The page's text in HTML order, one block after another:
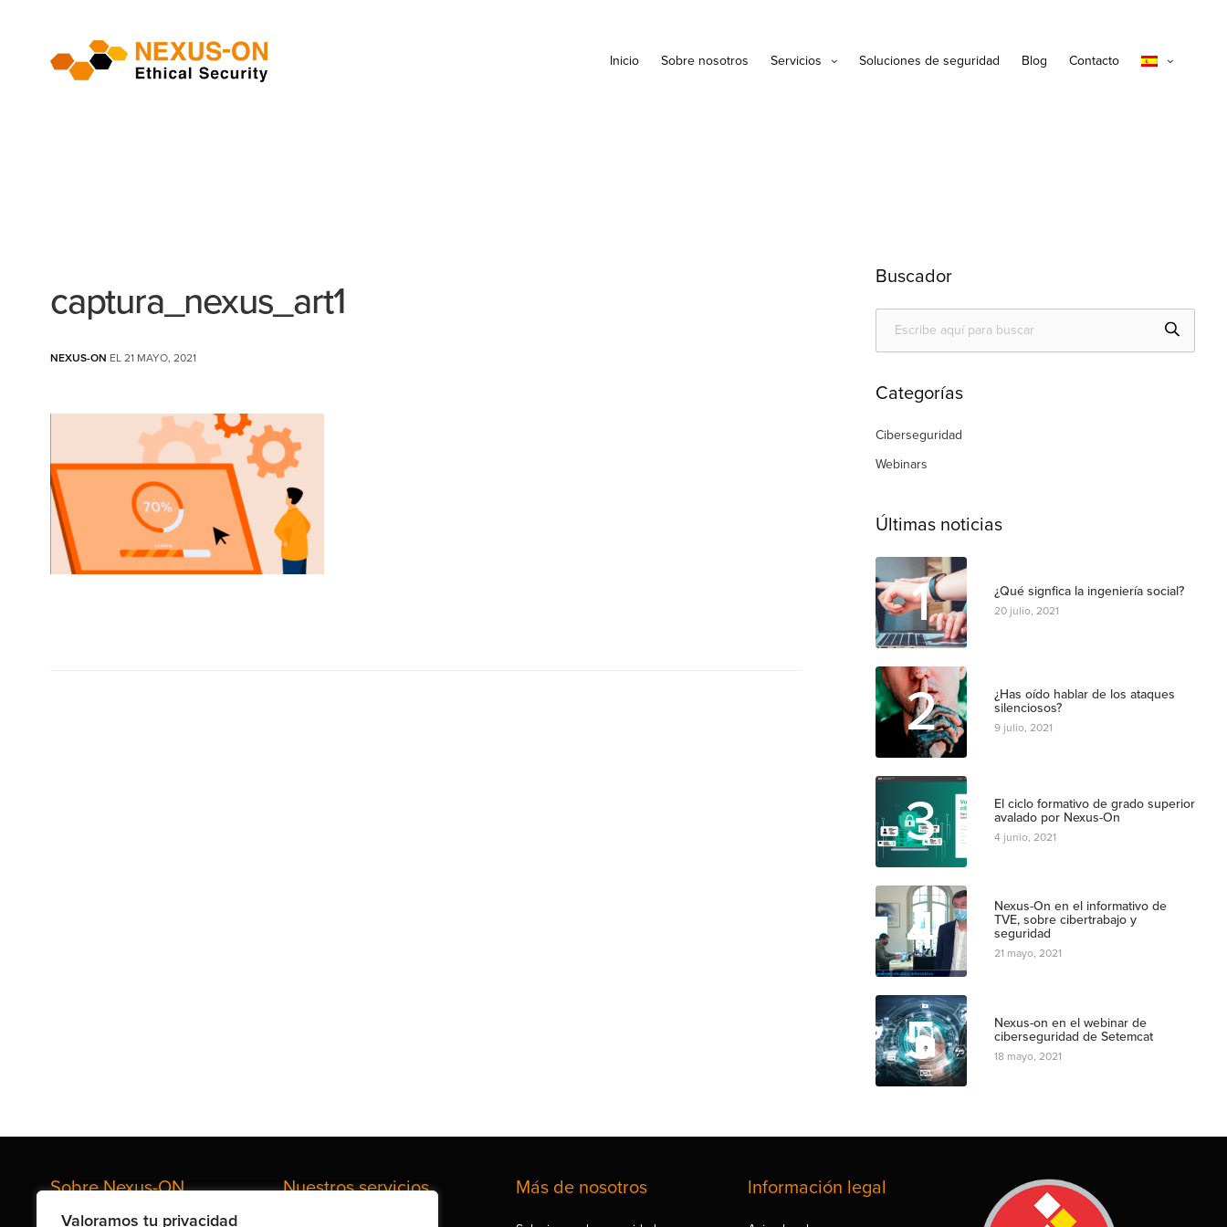
Valoramos tu privacidad
Inicio Sobre nosotros Servicios Soluciones de seguridad Blog Contacto
captura_nexus_art1
NEXUS-ON EL 21 MAYO, 2021
Buscador
Categorías
Ciberseguridad
Webinars
Últimas noticias
1 ¿Qué signfica la ingeniería social?
20 julio, 2021
2
¿Has oído hablar de los ataques
silenciosos?
9 julio, 2021
3
El ciclo formativo de grado superior
avalado por Nexus-On
4 junio, 2021
4
Nexus-On en el informativo de
TVE, sobre cibertrabajo y
seguridad
21 mayo, 2021
5
Nexus-on en el webinar de
ciberseguridad de Setemcat
18 mayo, 2021
Sobre Nexus-ON Nuestros servicios Más de nosotros Información legal